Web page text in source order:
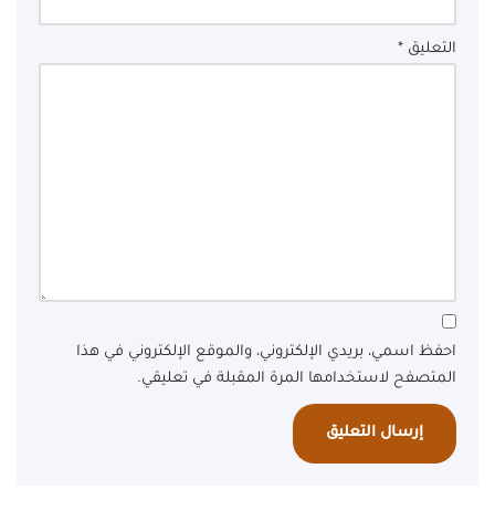
التعليق *
احفظ اسمي، بريدي الإلكتروني، والموقع الإلكتروني في هذا
المتصفح لاستخدامها المرة المقبلة في تعليقي.